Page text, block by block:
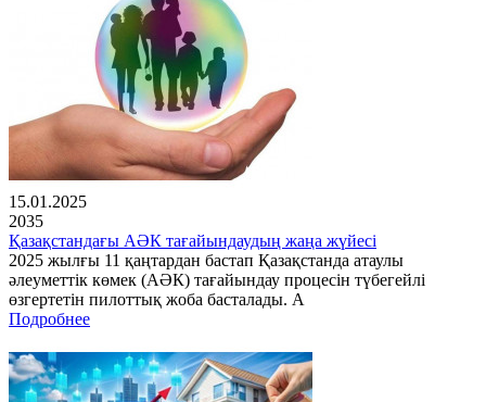
15.01.2025
2035
Қазақстандағы АӘК тағайындаудың жаңа жүйесі
2025 жылғы 11 қаңтардан бастап Қазақстанда атаулы
әлеуметтік көмек (АӘК) тағайындау процесін түбегейлі
өзгертетін пилоттық жоба басталады. А
Подробнее